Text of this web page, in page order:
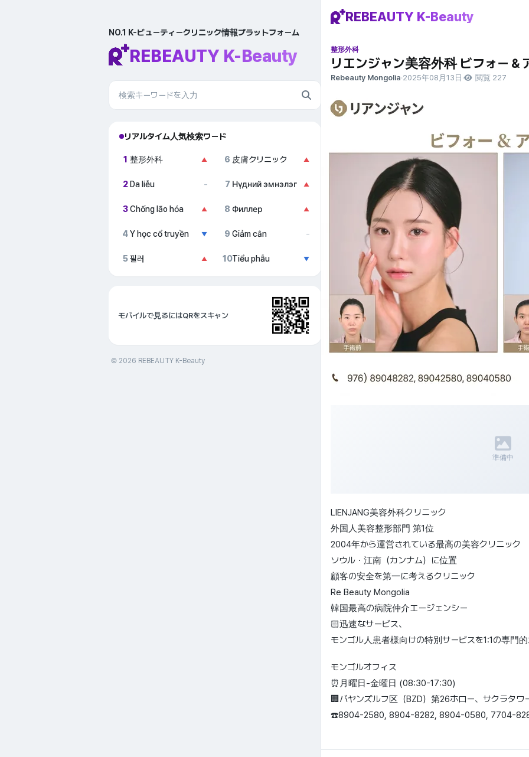
NO.1 K-ビューティークリニック情報プラットフォーム
REBEAUTY K-Beauty
リアルタイム人気検索ワード
1 整形外科 ▲
2 Da liễu –
3 Chống lão hóa ▲
4Y học cổ truyền ▼
5 필러 ▲
6 皮膚クリニック ▲
7 Нүдний эмнэлэг ▲
8 Филлер ▲
9 Giảm cân –
10Tiểu phẫu ▼
モバイルで見るにはQRをスキャン
© 2026 REBEAUTY K-Beauty
REBEAUTY K-Beauty
整形外科
リエンジャン美容外科 ビフォー＆
Rebeauty Mongolia·2025年08月13日 · 閲覧 227
準備中
LIENJANG美容外科クリニック
外国人美容整形部門 第1位
2004年から運営されている最高の美容クリニック
ソウル・江南（カンナム）に位置
顧客の安全を第一に考えるクリニック
Re Beauty Mongolia
韓国最高の病院仲介エージェンシー
🏻迅速なサービス、
モンゴル人患者様向けの特別サービスを1:1の専門
モンゴルオフィス
⏰月曜日-金曜日 (08:30-17:30)
🏢バヤンズルフ区（BZD）第26ホロー、サクラタ
☎️8904-2580, 8904-8282, 8904-0580, 7704-